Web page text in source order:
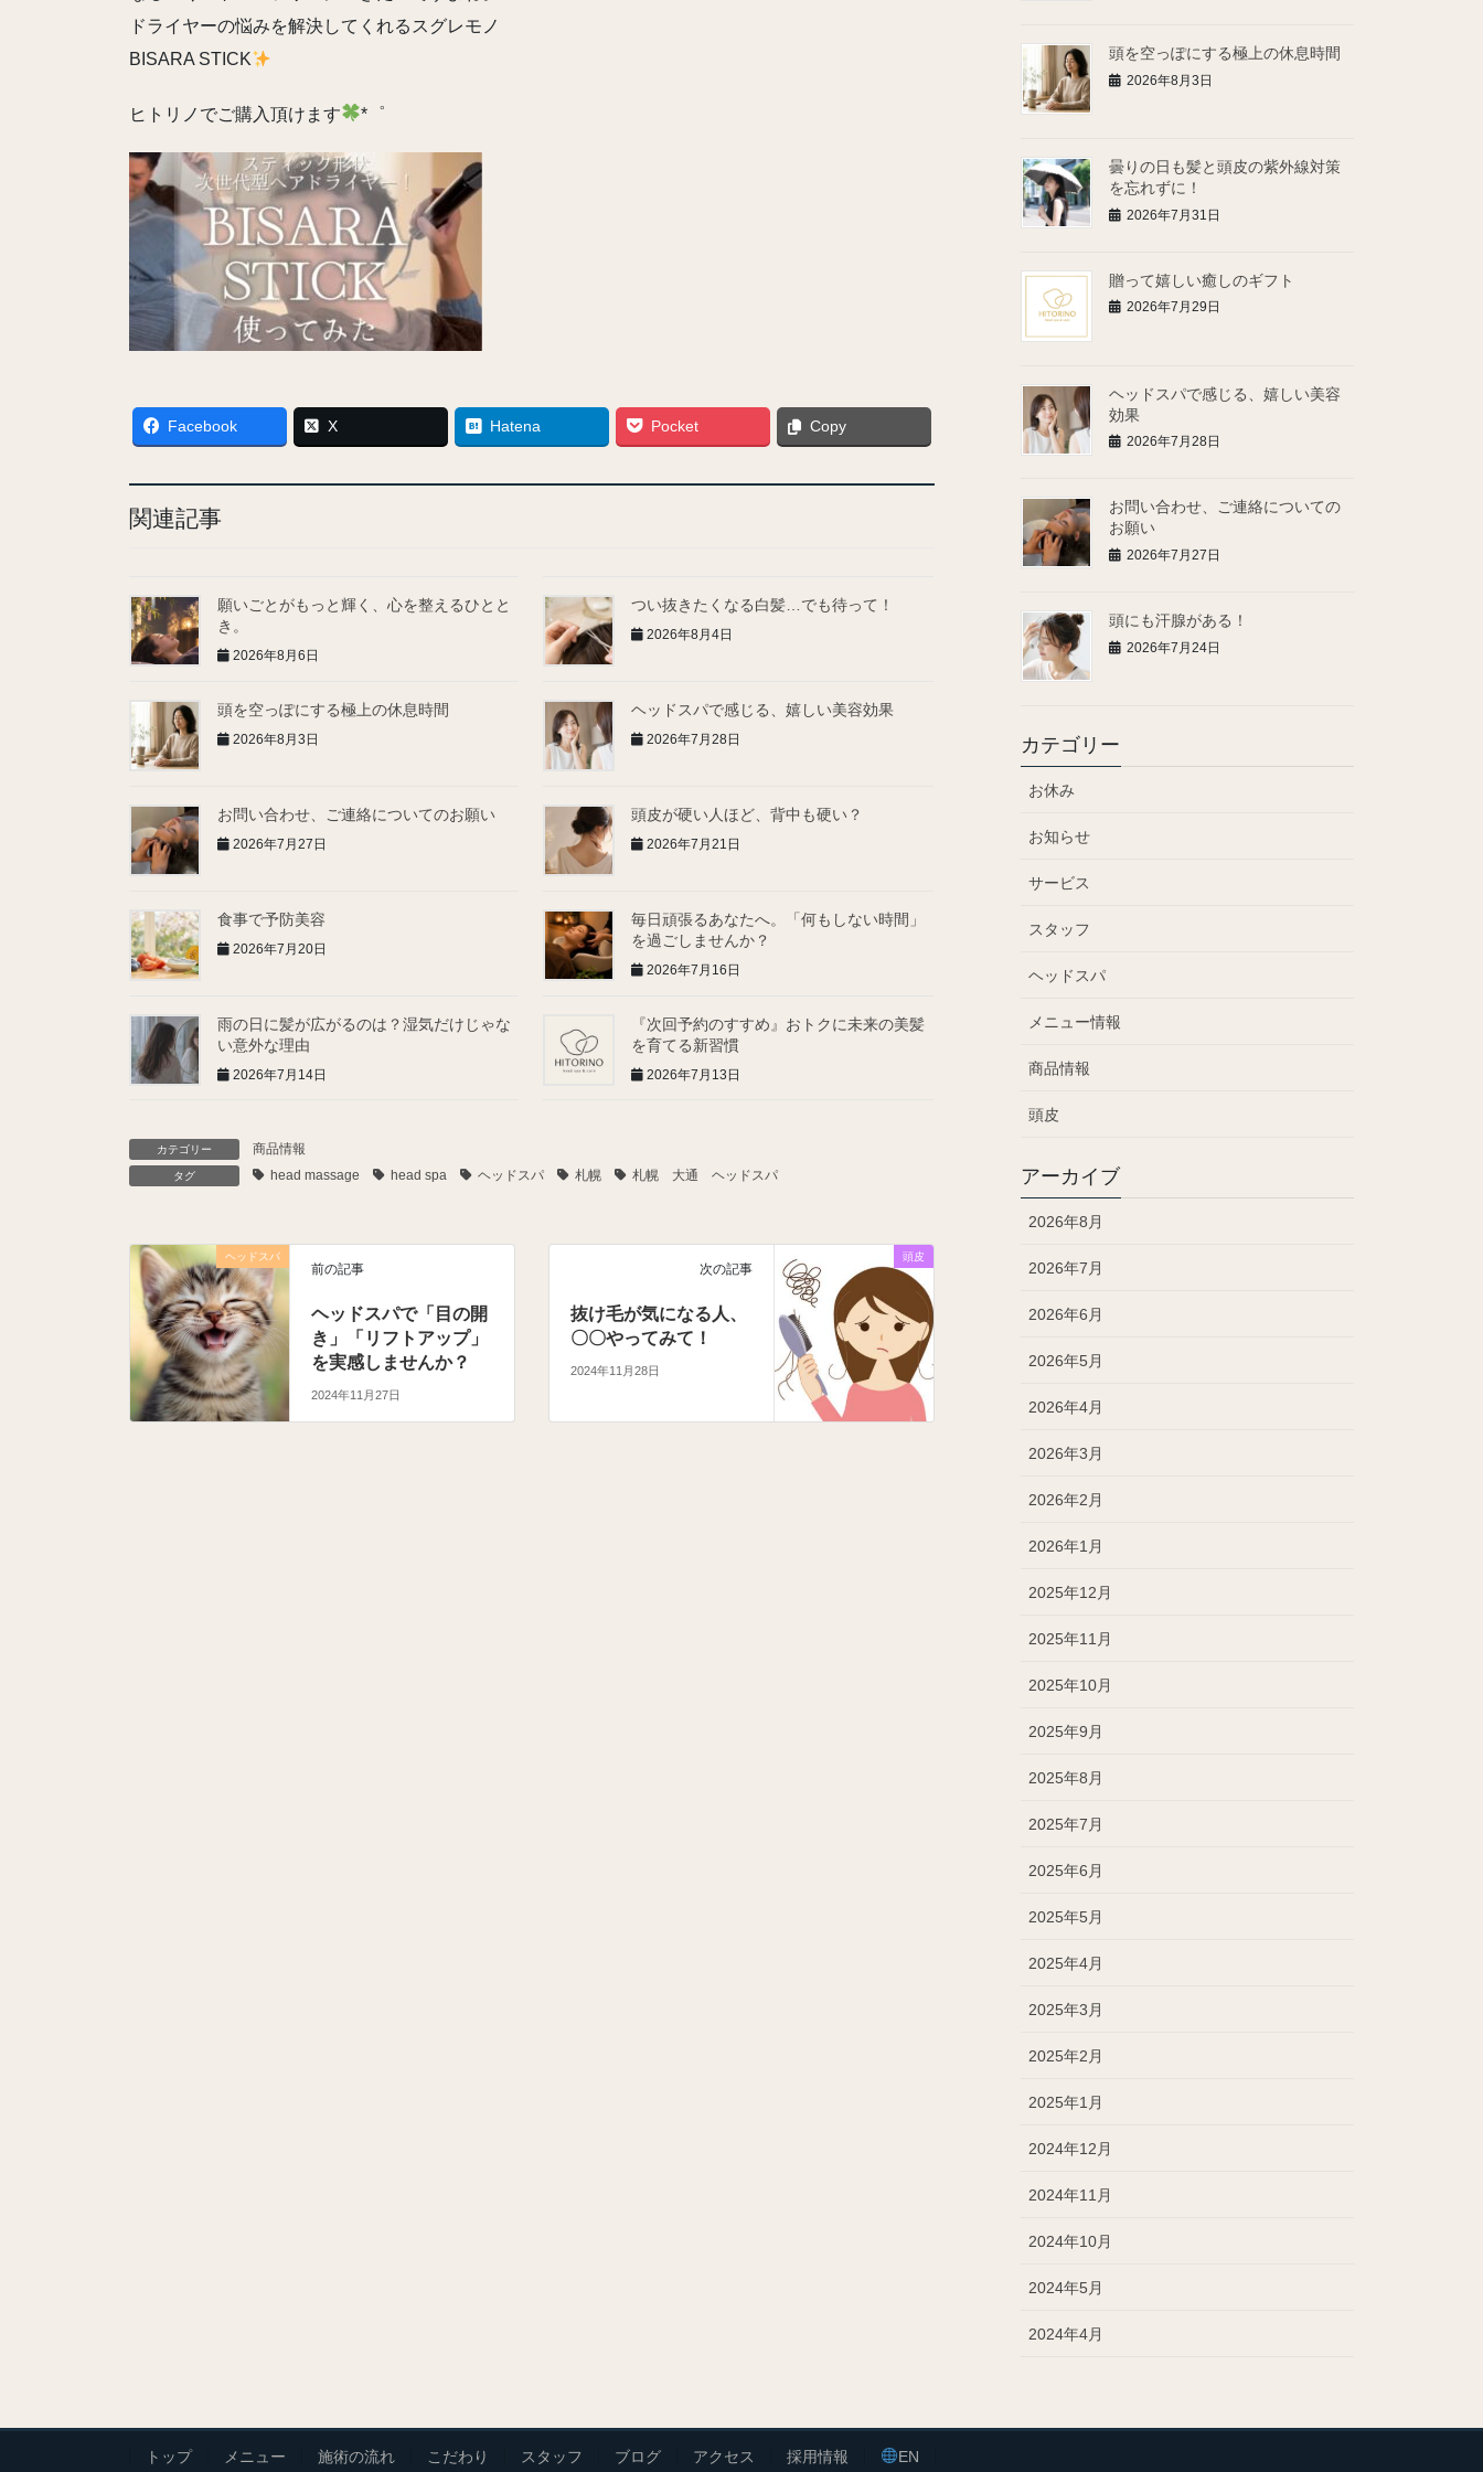
ドライヤーの悩みを解決してくれるスグレモノ
BISARA STICK
ヒトリノでご購入頂けます *゜
Facebook X Hatena Pocket Copy
関連記事
願いごとがもっと輝く、心を整えるひとと
き。
2026年8月6日
つい抜きたくなる白髪…でも待って！
2026年8月4日
頭を空っぽにする極上の休息時間
2026年8月3日
ヘッドスパで感じる、嬉しい美容効果
2026年7月28日
お問い合わせ、ご連絡についてのお願い
2026年7月27日
頭皮が硬い人ほど、背中も硬い？
2026年7月21日
食事で予防美容
2026年7月20日
毎日頑張るあなたへ。「何もしない時間」
を過ごしませんか？
2026年7月16日
雨の日に髪が広がるのは？湿気だけじゃな
い意外な理由
2026年7月14日
『次回予約のすすめ』おトクに未来の美髪
を育てる新習慣
2026年7月13日
カテゴリー 商品情報
タグ head massage head spa ヘッドスパ 札幌 札幌 大通 ヘッドスパ
ヘッドスパ
前の記事
ヘッドスパで「目の開
き」「リフトアップ」
を実感しませんか？
2024年11月27日
頭皮
次の記事
抜け毛が気になる人、
〇〇やってみて！
2024年11月28日
頭を空っぽにする極上の休息時間
2026年8月3日
曇りの日も髪と頭皮の紫外線対策
を忘れずに！
2026年7月31日
贈って嬉しい癒しのギフト
2026年7月29日
ヘッドスパで感じる、嬉しい美容
効果
2026年7月28日
お問い合わせ、ご連絡についての
お願い
2026年7月27日
頭にも汗腺がある！
2026年7月24日
カテゴリー
お休み
お知らせ
サービス
スタッフ
ヘッドスパ
メニュー情報
商品情報
頭皮
アーカイブ
2026年8月
2026年7月
2026年6月
2026年5月
2026年4月
2026年3月
2026年2月
2026年1月
2025年12月
2025年11月
2025年10月
2025年9月
2025年8月
2025年7月
2025年6月
2025年5月
2025年4月
2025年3月
2025年2月
2025年1月
2024年12月
2024年11月
2024年10月
2024年5月
2024年4月
トップ メニュー 施術の流れ こだわり スタッフ ブログ アクセス 採用情報 EN